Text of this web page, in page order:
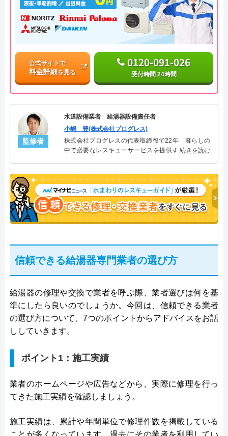
公式サイトで
料金詳細を見る
0120-091-026
受付時間 24時間
監修者
水道設備業者 給湯器設備責任者
小嶋 豊(株式会社プログレス)
株式会社プログレスの代表取締役で22年 暮らしの
中で必要なレスキューサービスを提供する株式会社
決。多くのお客様に信頼される「給湯器」のスペシ
ャリスト。
続きを読む
信頼できる給湯器専門業者の選び方
給湯器の修理や交換で業者を呼ぶ際、業者選びは何を基
準にしたら良いのでしょうか。今回は、信頼できる業者
の選び方について、7つのポイントからアドバイスをお話
ししていきます。
ポイント1：施工実績
業者のホームページや広告などから、実際に修理を行っ
てきた施工実績を確認しましょう。
施工実績は、累計や年間単位で修理件数を掲載している